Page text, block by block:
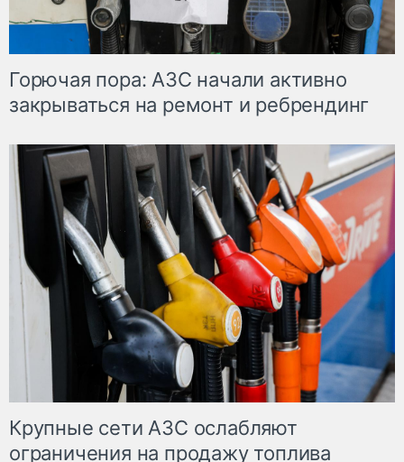
Горючая пора: АЗС начали активно
закрываться на ремонт и ребрендинг
Крупные сети АЗС ослабляют
ограничения на продажу топлива